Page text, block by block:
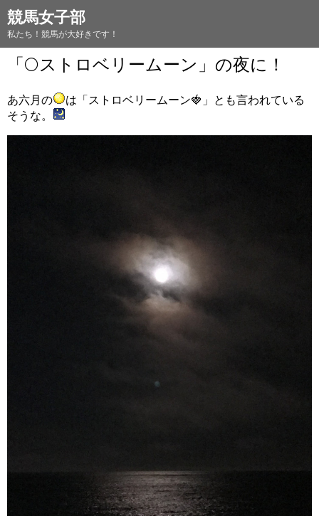
競馬女子部
私たち！競馬が大好きです！
「🌕ストロベリームーン」の夜に！
あ六月の
は「ストロベリームーン🍓」とも言われている
そうな。